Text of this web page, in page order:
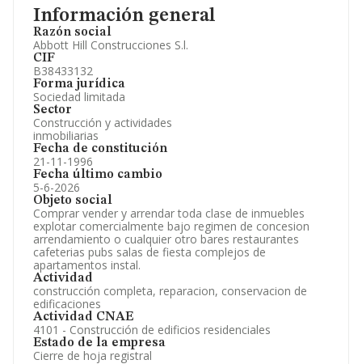
Información general
Razón social
Abbott Hill Construcciones S.l.
CIF
B38433132
Forma jurídica
Sociedad limitada
Sector
Construcción y actividades
inmobiliarias
Fecha de constitución
21-11-1996
Fecha último cambio
5-6-2026
Objeto social
Comprar vender y arrendar toda clase de inmuebles
explotar comercialmente bajo regimen de concesion
arrendamiento o cualquier otro bares restaurantes
cafeterias pubs salas de fiesta complejos de
apartamentos instal.
Actividad
construcción completa, reparacion, conservacion de
edificaciones
Actividad CNAE
4101 - Construcción de edificios residenciales
Estado de la empresa
Cierre de hoja registral
Información oficial y registral complementaria.